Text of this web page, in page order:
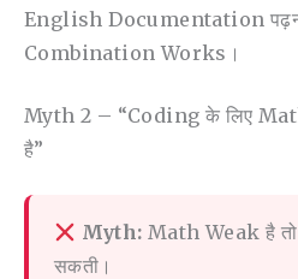
English Documentation
Combination Works।
Myth 2 – “Coding के लिए Math
है”
Myth: Math Weak है
सकती।